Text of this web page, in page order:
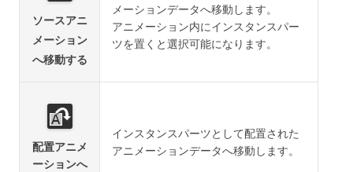
ソースアニ
メーション
へ移動する
メーションデータへ移動します。
アニメーション内にインスタンスパー
ツを置くと選択可能になります。
配置アニメ
ーションへ
インスタンスパーツとして配置された
アニメーションデータへ移動します。